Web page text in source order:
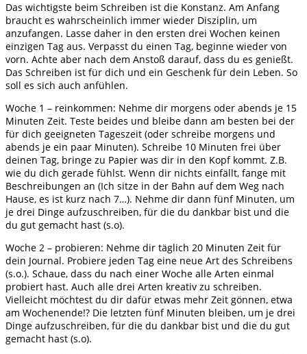
Das wichtigste beim Schreiben ist die Konstanz. Am Anfang
braucht es wahrscheinlich immer wieder Disziplin, um
anzufangen. Lasse daher in den ersten drei Wochen keinen
einzigen Tag aus. Verpasst du einen Tag, beginne wieder von
vorn. Achte aber nach dem Anstoß darauf, dass du es genießt.
Das Schreiben ist für dich und ein Geschenk für dein Leben. So
soll es sich auch anfühlen.
Woche 1 – reinkommen: Nehme dir morgens oder abends je 15
Minuten Zeit. Teste beides und bleibe dann am besten bei der
für dich geeigneten Tageszeit (oder schreibe morgens und
abends je ein paar Minuten). Schreibe 10 Minuten frei über
deinen Tag, bringe zu Papier was dir in den Kopf kommt. Z.B.
wie du dich gerade fühlst. Wenn dir nichts einfällt, fange mit
Beschreibungen an (Ich sitze in der Bahn auf dem Weg nach
Hause, es ist kurz nach 7…). Nehme dir dann fünf Minuten, um
je drei Dinge aufzuschreiben, für die du dankbar bist und die
du gut gemacht hast (s.o).
Woche 2 – probieren: Nehme dir täglich 20 Minuten Zeit für
dein Journal. Probiere jeden Tag eine neue Art des Schreibens
(s.o.). Schaue, dass du nach einer Woche alle Arten einmal
probiert hast. Auch alle drei Arten kreativ zu schreiben.
Vielleicht möchtest du dir dafür etwas mehr Zeit gönnen, etwa
am Wochenende!? Die letzten fünf Minuten bleiben, um je drei
Dinge aufzuschreiben, für die du dankbar bist und die du gut
gemacht hast (s.o).